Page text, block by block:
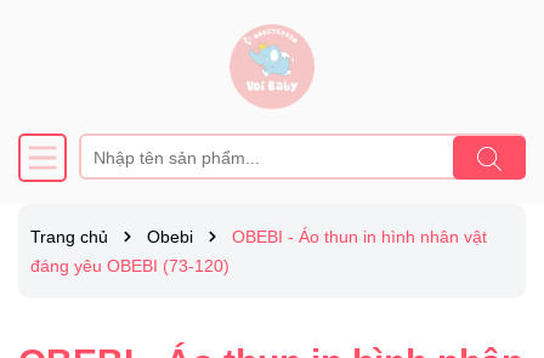
Trang chủ Obebi
OBEBI - Áo thun in hình nhân vật
đáng yêu OBEBI (73-120)